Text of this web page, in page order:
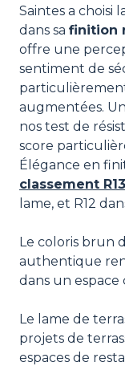
Saintes a choisi
dans sa finition
offre une
sentiment de
augmentées.
nos test de
score
Élégance en
classement R13
lame, et R12
Le coloris brun
authentique
dans un espace
Le lame de
projets de
espaces de